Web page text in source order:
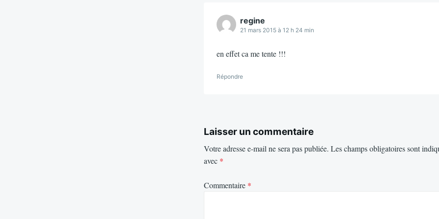
regine
21 mars 2015 à 12 h 24 min
en effet ca me tente !!!
Répondre
Laisser un commentaire
Votre adresse e-mail ne sera pas publiée. Les champs obligatoires sont
avec *
Commentaire *